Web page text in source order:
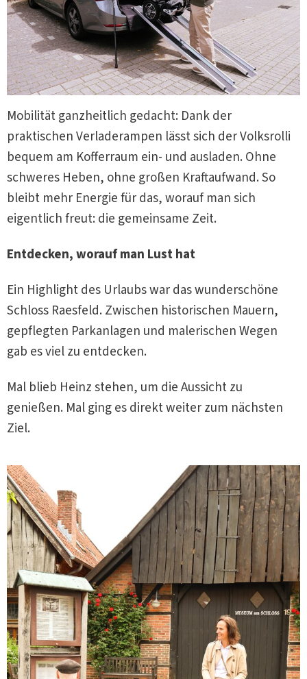
Mobilität ganzheitlich gedacht: Dank der
praktischen Verladerampen lässt sich der Volksrolli
bequem am Kofferraum ein- und ausladen. Ohne
schweres Heben, ohne großen Kraftaufwand. So
bleibt mehr Energie für das, worauf man sich
eigentlich freut: die gemeinsame Zeit.
Entdecken, worauf man Lust hat
Ein Highlight des Urlaubs war das wunderschöne
Schloss Raesfeld. Zwischen historischen Mauern,
gepflegten Parkanlagen und malerischen Wegen
gab es viel zu entdecken.
Mal blieb Heinz stehen, um die Aussicht zu
genießen. Mal ging es direkt weiter zum nächsten
Ziel.